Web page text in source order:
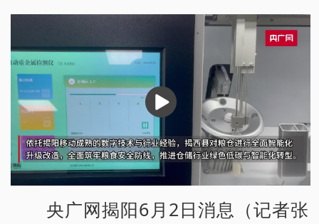
播
放
央广网揭阳6月2日消息（记者张